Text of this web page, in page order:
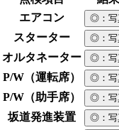
エアコン
◎ ：
スターター ◎ ：
オルタネーター ◎ ：
P/W（運転席） ◎ ：
P/W（助手席） ◎ ：
坂道発進装置 ◎ ：